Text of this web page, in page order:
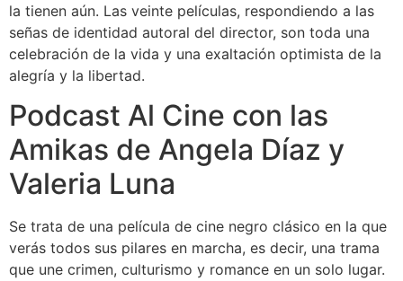
la tienen aún. Las veinte películas, respondiendo a las
señas de identidad autoral del director, son toda una
celebración de la vida y una exaltación optimista de la
alegría y la libertad.
Podcast Al Cine con las
Amikas de Angela Díaz y
Valeria Luna
Se trata de una película de cine negro clásico en la que
verás todos sus pilares en marcha, es decir, una trama
que une crimen, culturismo y romance en un solo lugar.